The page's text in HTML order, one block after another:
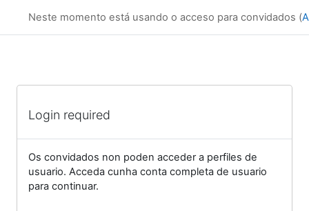
Neste momento está usando o acceso para convidados (
Login required
Os convidados non poden acceder a perfiles de
usuario. Acceda cunha conta completa de usuario
para continuar.